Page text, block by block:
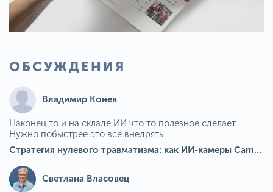
ОБСУЖДЕНИЯ
Владимир Конев
Наконец то и на складе ИИ что то полезное сделает.
Нужно побыстрее это все внедрять
Стратегия нулевого травматизма: как ИИ-камеры Camkord снижают риск наезда на пешехода при работе на погрузчике
Светлана Власовец